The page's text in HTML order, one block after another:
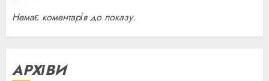
Немає коментарів до показу.
АРХІВИ